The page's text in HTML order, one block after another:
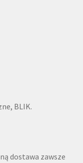
BLIK.
dostawa zawsze